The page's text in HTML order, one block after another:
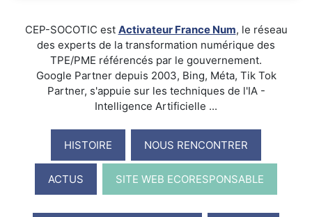
CEP-SOCOTIC est Activateur France Num, le réseau
des experts de la transformation numérique des
TPE/PME référencés par le gouvernement.
Google Partner depuis 2003, Bing, Méta, Tik Tok
Partner, s'appuie sur les techniques de l'IA -
Intelligence Artificielle ...
HISTOIRE NOUS RENCONTRER
ACTUS SITE WEB ECORESPONSABLE